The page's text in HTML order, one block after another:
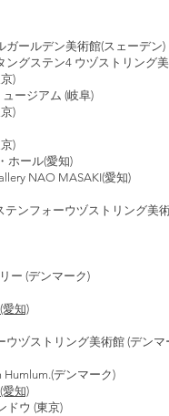
ールデン美術館(スェーデン)
ステン4 ウヅストリング美
)
ージアム (岐阜)
)
)
ール(愛知)
NAO MASAKI(愛知)
フォーウヅストリング美術
(デンマーク)
知)
ストリング美術館 (デンマ
デンマーク)
愛知)
ドウ (東京)